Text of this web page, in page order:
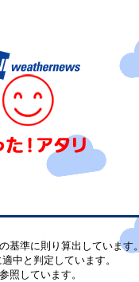
基準に則り算出しています。
中と判定しています。
照しています。